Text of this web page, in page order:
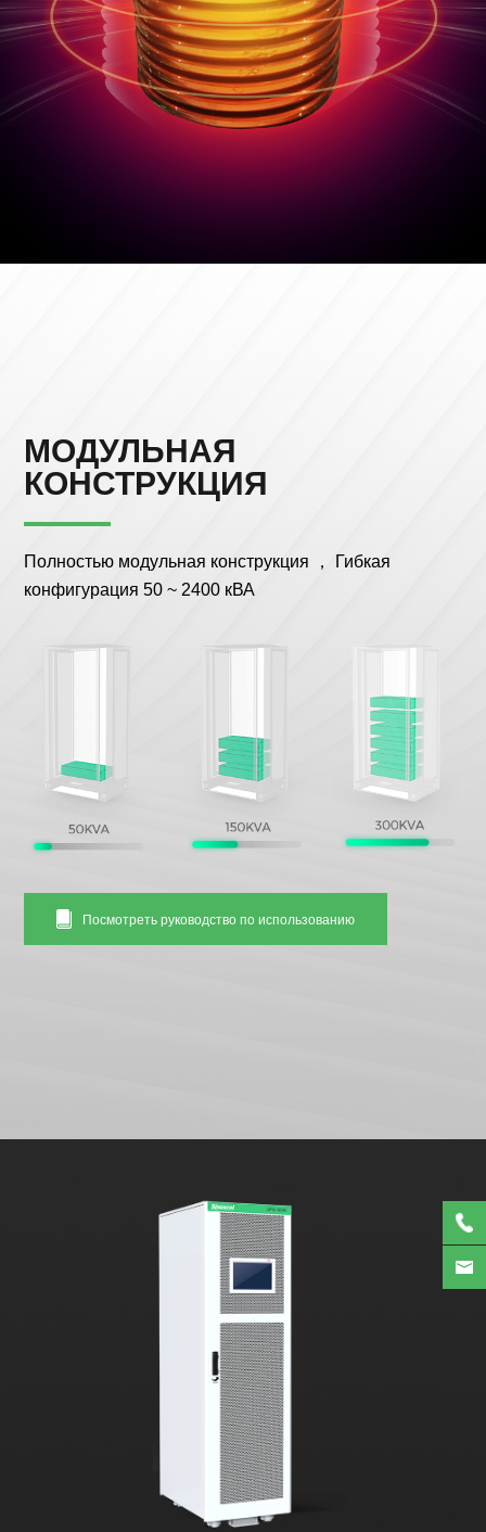
МОДУЛЬНАЯ
КОНСТРУКЦИЯ
Полностью модульная конструкция ， Гибкая
конфигурация 50 ~ 2400 кВА
Посмотреть руководство по использованию